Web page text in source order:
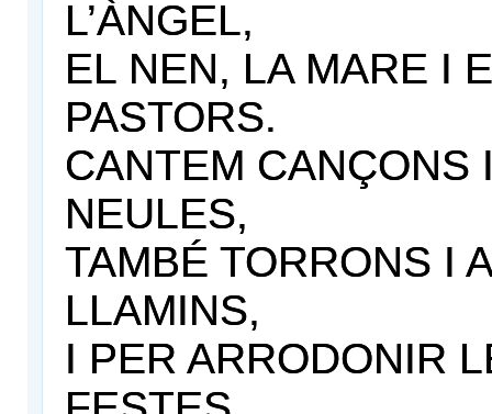
L’ÀNGEL,
EL NEN, LA MARE I
PASTORS.
CANTEM CANÇONS
NEULES,
TAMBÉ TORRONS I
LLAMINS,
I PER ARRODONIR